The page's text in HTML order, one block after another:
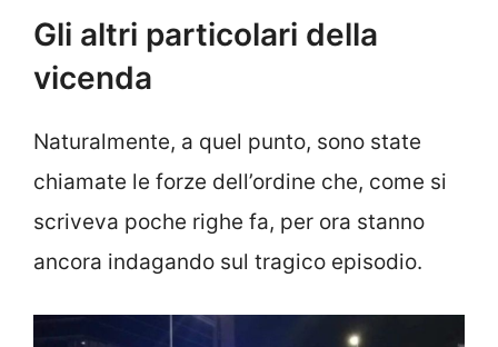
Gli altri particolari della
vicenda
Naturalmente, a quel punto, sono state
chiamate le forze dell’ordine che, come si
scriveva poche righe fa, per ora stanno
ancora indagando sul tragico episodio.